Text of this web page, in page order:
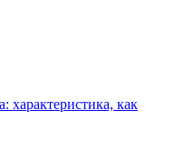
характеристика, как